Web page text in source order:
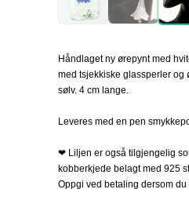
Håndlaget ny ørepynt med
med tsjekkiske glassperler og
sølv. 4 cm lange.
Leveres med en pen
❤ Liljen er også tilgjengelig
kobberkjede belagt med 925
Oppgi ved betaling dersom